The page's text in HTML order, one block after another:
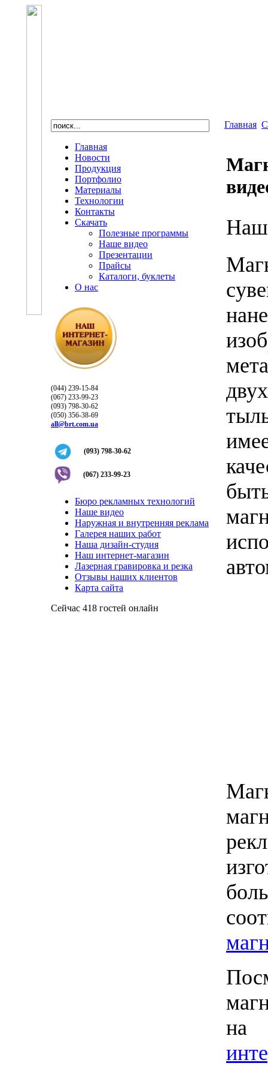
Главная
Новости
Продукция
Портфолио
Материалы
Технологии
Контакты
Скачать
Полезные программы
Наше видео
Презентации
Прайсы
Каталоги, буклеты
О нас
(044) 239-15-84
(067) 233-99-23
(093) 798-30-62
(050) 356-38-69
all@brt.com.ua
(093) 798-30-62
(067) 233-99-23
Бюро рекламных технологий
Наше видео
Наружная и внутренняя реклама
Галерея наших работ
Наша дизайн-студия
Наш интернет-магазин
Лазерная гравировка и резка
Отзывы наших клиентов
Карта сайта
Сейчас 418 гостей онлайн
Главная
на